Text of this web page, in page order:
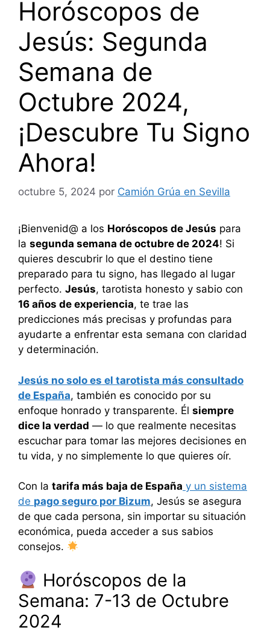
Horóscopos de
Jesús: Segunda
Semana de
Octubre 2024,
¡Descubre Tu Signo
Ahora!
octubre 5, 2024 por Camión Grúa en Sevilla
¡Bienvenid@ a los Horóscopos de Jesús para
la segunda semana de octubre de 2024! Si
quieres descubrir lo que el destino tiene
preparado para tu signo, has llegado al lugar
perfecto. Jesús, tarotista honesto y sabio con
16 años de experiencia, te trae las
predicciones más precisas y profundas para
ayudarte a enfrentar esta semana con claridad
y determinación.
Jesús no solo es el tarotista más consultado
de España, también es conocido por su
enfoque honrado y transparente. Él siempre
dice la verdad — lo que realmente necesitas
escuchar para tomar las mejores decisiones en
tu vida, y no simplemente lo que quieres oír.
Con la tarifa más baja de España y un sistema
de pago seguro por Bizum, Jesús se asegura
de que cada persona, sin importar su situación
económica, pueda acceder a sus sabios
consejos.
Horóscopos de la
Semana: 7-13 de Octubre
2024